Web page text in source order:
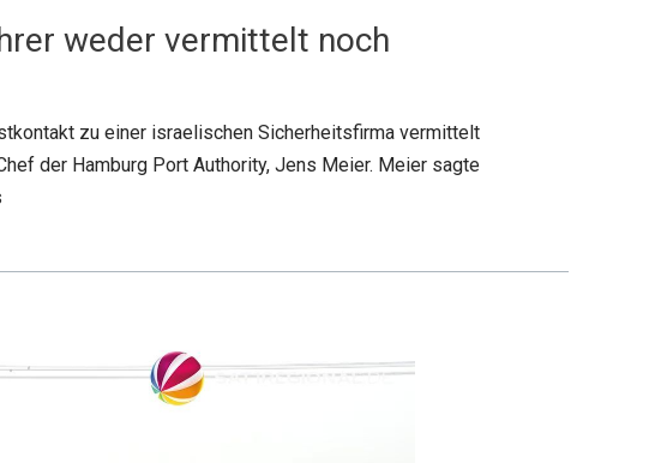
weder vermittelt noch
zu einer israelischen Sicherheitsfirma vermittelt
der Hamburg Port Authority, Jens Meier. Meier sagte